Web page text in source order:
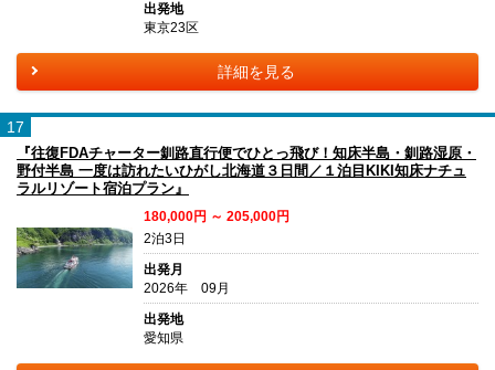
出発地
東京23区
詳細を見る
17
『往復FDAチャーター釧路直行便でひとっ飛び！知床半島・釧路湿原・
野付半島 一度は訪れたいひがし北海道３日間／１泊目KIKI知床ナチュ
ラルリゾート宿泊プラン』
180,000円 ～ 205,000円
2泊3日
出発月
2026年 09月
出発地
愛知県